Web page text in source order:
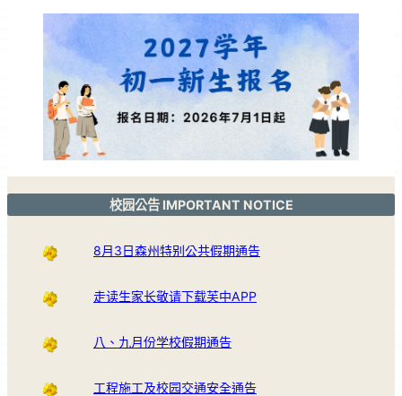
校园公告 IMPORTANT NOTICE
8月3日森州特别公共假期通告
走读生家长敬请下载芙中APP
八、九月份学校假期通告
工程施工及校园交通安全通告